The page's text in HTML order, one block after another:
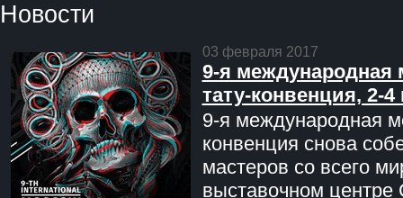
Новости
03 февраля 2017
9-я международная
тату-конвенция, 2-
9-я международная
конвенция снова
мастеров со всего
выставочном центре